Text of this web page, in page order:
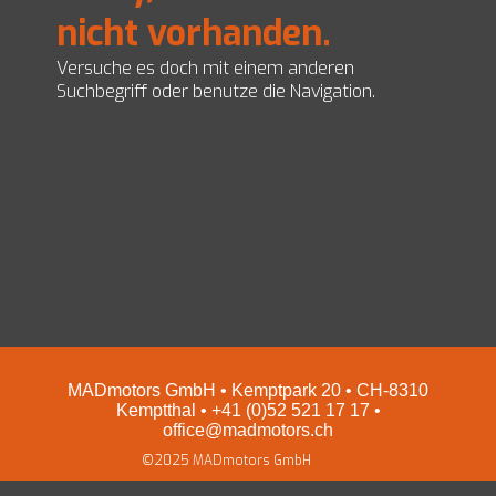
Impressum und Datenschutz
EZ Servolenkungen
Shop
nicht vorhanden.
Versuche es doch mit einem anderen
Suchbegriff oder benutze die Navigation.
MADmotors GmbH • Kemptpark 20 • CH-8310
Kemptthal • +41 (0)52 521 17 17 •
office@madmotors.ch
©2025 MADmotors GmbH